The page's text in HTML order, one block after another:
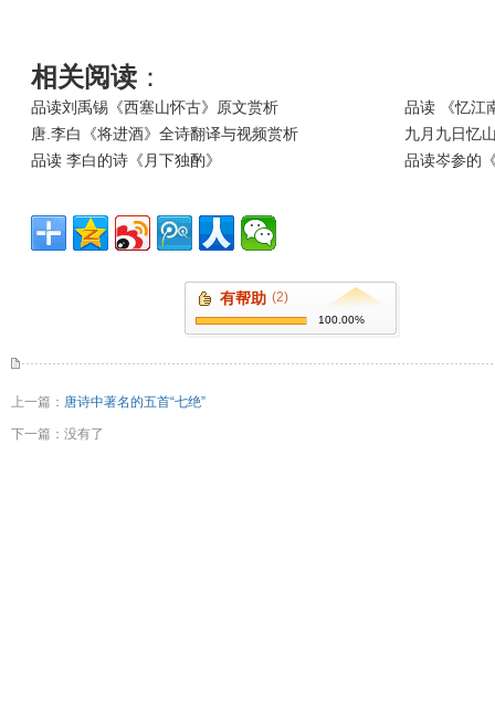
相关阅读 ：
品读刘禹锡《西塞山怀古》原文赏析
品读 《忆江
唐.李白《将进酒》全诗翻译与视频赏析
九月九日忆
品读 李白的诗《月下独酌》
品读岑参的
有帮助 (2)
100.00%
上一篇： 唐诗中著名的五首“七绝”
下一篇：没有了